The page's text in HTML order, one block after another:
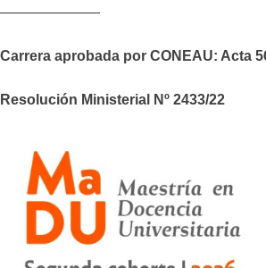
———————
Carrera aprobada por CONEAU: Acta
Resolución Ministerial Nº 2433/22